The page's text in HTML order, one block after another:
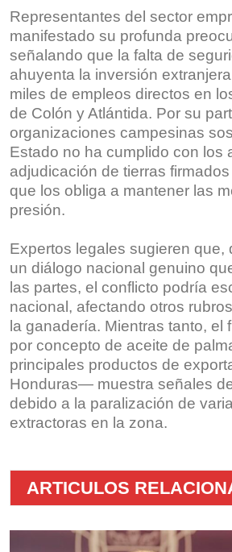
Representantes del sector
manifestado su profunda
señalando que la falta de
ahuyenta la inversión
miles de empleos directos en
de Colón y Atlántida. Por su
organizaciones campesinas
Estado no ha cumplido con los
adjudicación de tierras
que los obliga a mantener las
presión.
Expertos legales sugieren que,
un diálogo nacional genuino
las partes, el conflicto podría
nacional, afectando otros
la ganadería. Mientras tanto, el
por concepto de aceite de
principales productos de
Honduras— muestra señales
debido a la paralización de
extractoras en la zona.
ARTICULOS